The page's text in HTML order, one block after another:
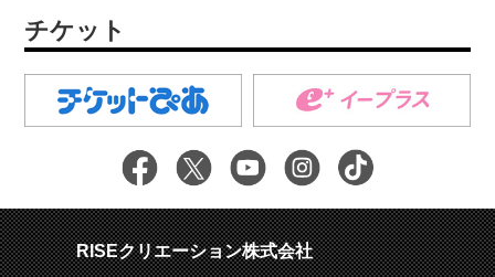
チケット
RISEクリエーション株式会社